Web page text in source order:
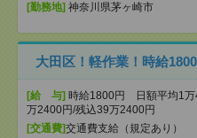
[勤務地] 神奈川県茅ヶ崎市
大田区！軽作業！時給
[給 与] 時給1800円 日額平均1万
万2400円/残込39万2400円
[交通費]交通費支給（規定あり）